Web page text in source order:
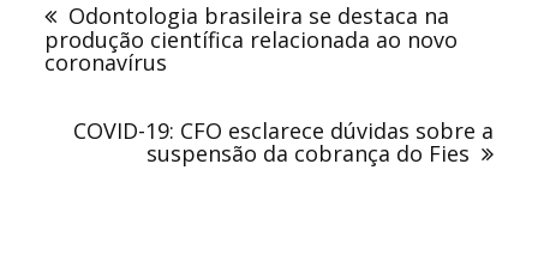
PostOdontologia brasileira se destaca na
produção científica relacionada ao novo
coronavírus
COVID-19: CFO esclarece dúvidas sobre a
suspensão da cobrança do Fies